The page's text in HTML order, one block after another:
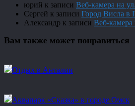
юрий к записи Веб-камера на
Сергей к записи Город Висла в
Александр к записи Веб-камера
Вам также может понравиться
Отдых в Анталии
Аквапарк «Сказка» в городе Омск